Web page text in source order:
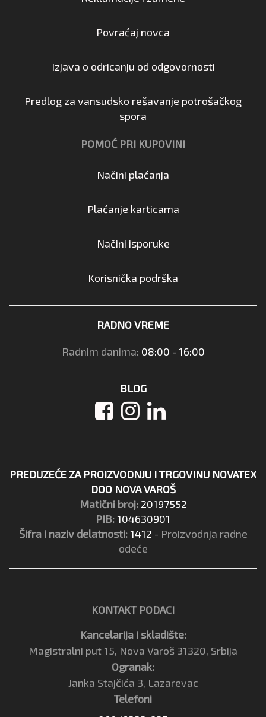
Povraćaj novca
Izjava o odricanju od odgovornosti
Predlog za vansudsko rešavanje potrošačkog
spora
POMOĆ PRI KUPOVINI
Načini plaćanja
Plaćanje karticama
Načini isporuke
Korisnička podrška
RADNO VREME
Radnim danima: 08:00 - 16:00
BLOG
PREDUZEĆE ZA PROIZVODNJU I TRGOVINU NOVATEX
DOO NOVA VAROŠ
Matični broj: 20197552
PIB: 104630901
Šifra i naziv delatnosti: 1412 - Proizvodnja radne
odeće
KONTAKT PODACI
Kancelarija i skladište:
Magistralni put 15, Nova Varoš 31320, Srbija
Ogranak:
Janka Stajčića 3, Lazarevac
Telefoni